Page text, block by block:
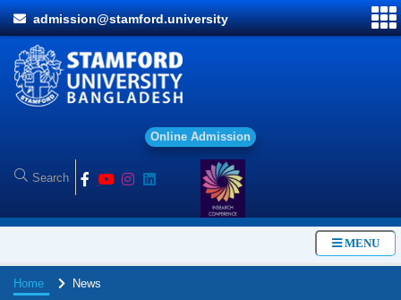
admission@stamford.university
Onl ine Ad mission
MENU
Home News